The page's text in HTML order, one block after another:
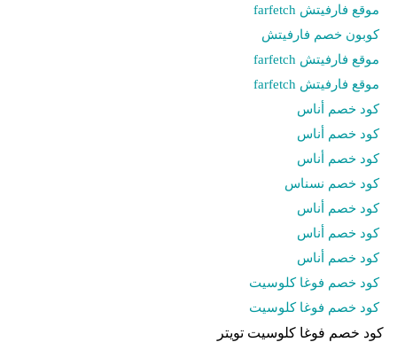
موقع فارفيتش farfetch
كوبون خصم فارفيتش
موقع فارفيتش farfetch
موقع فارفيتش farfetch
كود خصم أناس
كود خصم أناس
كود خصم أناس
كود خصم نسناس
كود خصم أناس
كود خصم أناس
كود خصم أناس
كود خصم فوغا كلوسيت
كود خصم فوغا كلوسيت
كود خصم فوغا كلوسيت تويتر